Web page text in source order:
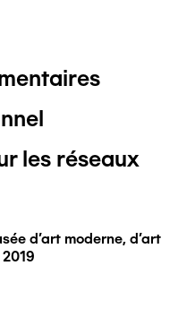
les réseaux
d'art moderne, d'art